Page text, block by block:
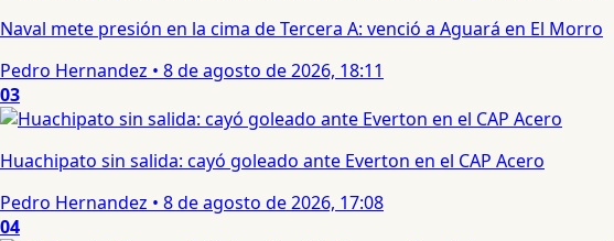
Naval mete presión en la cima de Tercera A: venció a Aguará en El Morro
Pedro Hernandez • 8 de agosto de 2026, 18:11
03
Huachipato sin salida: cayó goleado ante Everton en el CAP Acero
Pedro Hernandez • 8 de agosto de 2026, 17:08
04